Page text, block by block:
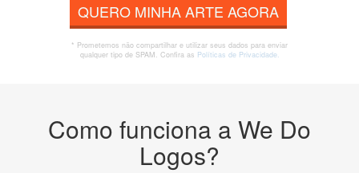
QUERO MINHA ARTE AGORA
* Prometemos não compartilhar e utilizar seus dados para enviar
qualquer tipo de SPAM. Confira as Políticas de Privacidade.
Como funciona a We Do
Logos?